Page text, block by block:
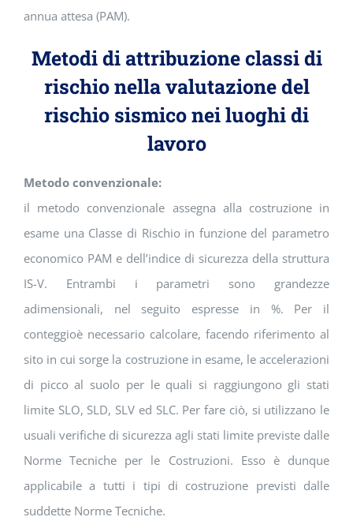
annua attesa (PAM).
Metodi di attribuzione classi di
rischio nella valutazione del
rischio sismico nei luoghi di
lavoro
Metodo convenzionale:
il metodo convenzionale assegna alla costruzione in
esame una Classe di Rischio in funzione del parametro
economico PAM e dell’indice di sicurezza della struttura
IS-V. Entrambi i parametri sono grandezze
adimensionali, nel seguito espresse in %. Per il
conteggioè necessario calcolare, facendo riferimento al
sito in cui sorge la costruzione in esame, le accelerazioni
di picco al suolo per le quali si raggiungono gli stati
limite SLO, SLD, SLV ed SLC. Per fare ciò, si utilizzano le
usuali verifiche di sicurezza agli stati limite previste dalle
Norme Tecniche per le Costruzioni. Esso è dunque
applicabile a tutti i tipi di costruzione previsti dalle
suddette Norme Tecniche.